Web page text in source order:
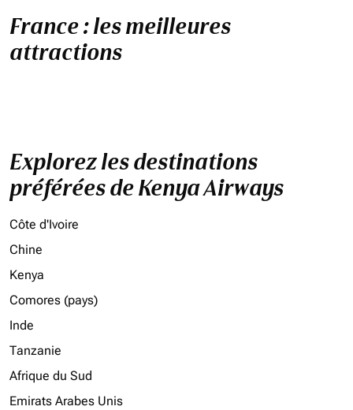
France : les meilleures
attractions
Explorez les destinations
préférées de Kenya Airways
Côte d'Ivoire
Chine
Kenya
Comores (pays)
Inde
Tanzanie
Afrique du Sud
Emirats Arabes Unis